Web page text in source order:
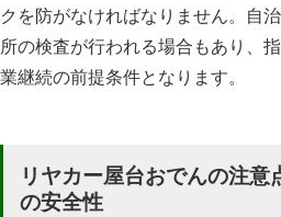
クを防がなければなりません。自
所の検査が行われる場合もあり、
業継続の前提条件となります。
リヤカー屋台おでんの注意
の安全性